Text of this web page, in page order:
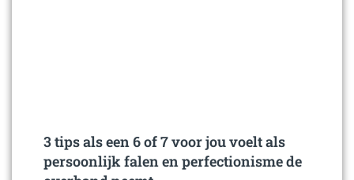
3 tips als een 6 of 7 voor jou voelt als
persoonlijk falen en perfectionisme de